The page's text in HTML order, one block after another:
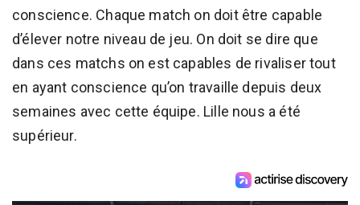
conscience. Chaque match on doit être capable
d’élever notre niveau de jeu. On doit se dire que
dans ces matchs on est capables de rivaliser tout
en ayant conscience qu’on travaille depuis deux
semaines avec cette équipe. Lille nous a été
supérieur.